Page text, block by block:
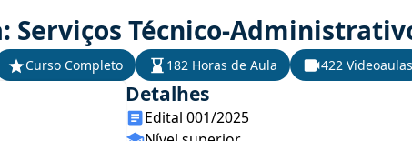
Serviços Técnico-
Curso Completo 182 Horas de Aula 422 Videoaulas
Detalhes
Edital 001/2025